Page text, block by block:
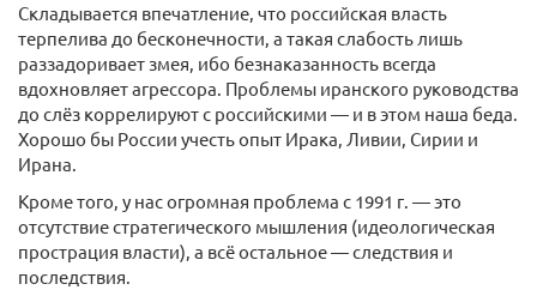
Складывается впечатление, что российская власть
терпелива до бесконечности, а такая слабость лишь
раззадоривает змея, ибо безнаказанность всегда
вдохновляет агрессора. Проблемы иранского руководства
до слёз коррелируют с российскими — и в этом наша беда.
Хорошо бы России учесть опыт Ирака, Ливии, Сирии и
Ирана.
Кроме того, у нас огромная проблема с 1991 г. — это
отсутствие стратегического мышления (идеологическая
прострация власти), а всё остальное — следствия и
последствия.